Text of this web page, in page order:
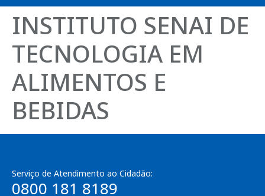
INSTITUTO SENAI DE
TECNOLOGIA EM
ALIMENTOS E
BEBIDAS
Serviço de Atendimento ao Cidadão:
0800 181 8189